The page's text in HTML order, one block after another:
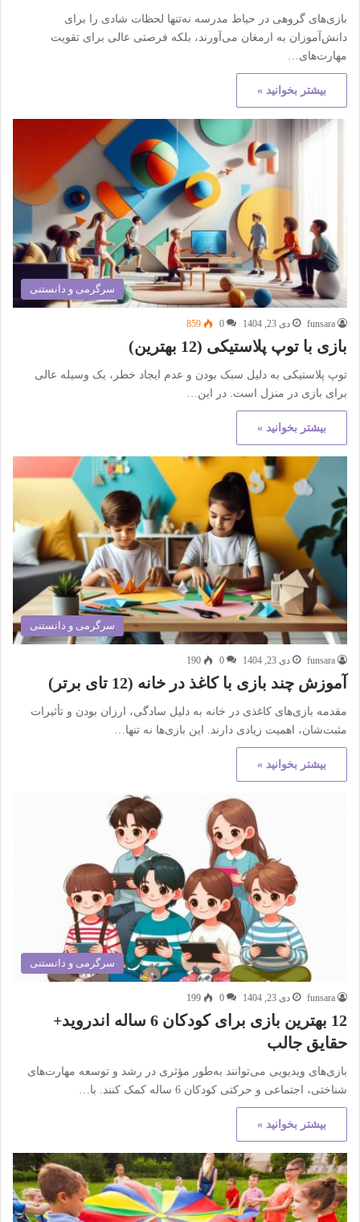
بازی‌های گروهی در حیاط مدرسه نه‌تنها لحظات شادی را برای
دانش‌آموزان به ارمغان می‌آورند، بلکه فرصتی عالی برای تقویت
مهارت‌های…
بیشتر بخوانید »
سرگرمی و دانستنی
funsara دی 23, 1404 0
859
بازی با توپ پلاستیکی (12 بهترین)
توپ پلاستیکی به دلیل سبک بودن و عدم ایجاد خطر، یک وسیله عالی
برای بازی در منزل است. در این…
بیشتر بخوانید »
سرگرمی و دانستنی
funsara دی 23, 1404 0
190
آموزش چند بازی با کاغذ در خانه (12 تای برتر)
مقدمه بازی‌های کاغذی در خانه به دلیل سادگی، ارزان بودن و تأثیرات
مثبت‌شان، اهمیت زیادی دارند. این بازی‌ها نه تنها…
بیشتر بخوانید »
سرگرمی و دانستنی
funsara دی 23, 1404 0
199
12 بهترین بازی برای کودکان 6 ساله اندروید+
حقایق جالب
بازی‌های ویدیویی می‌توانند به‌طور مؤثری در رشد و توسعه مهارت‌های
شناختی، اجتماعی و حرکتی کودکان 6 ساله کمک کنند. با…
بیشتر بخوانید »